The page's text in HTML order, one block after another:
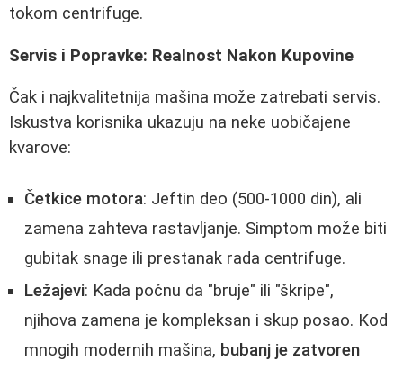
tokom centrifuge.
Servis i Popravke: Realnost Nakon Kupovine
Čak i najkvalitetnija mašina može zatrebati servis.
Iskustva korisnika ukazuju na neke uobičajene
kvarove:
Četkice motora: Jeftin deo (500-1000 din), ali
zamena zahteva rastavljanje. Simptom može biti
gubitak snage ili prestanak rada centrifuge.
Ležajevi: Kada počnu da "bruje" ili "škripe",
njihova zamena je kompleksan i skup posao. Kod
mnogih modernih mašina, bubanj je zatvoren